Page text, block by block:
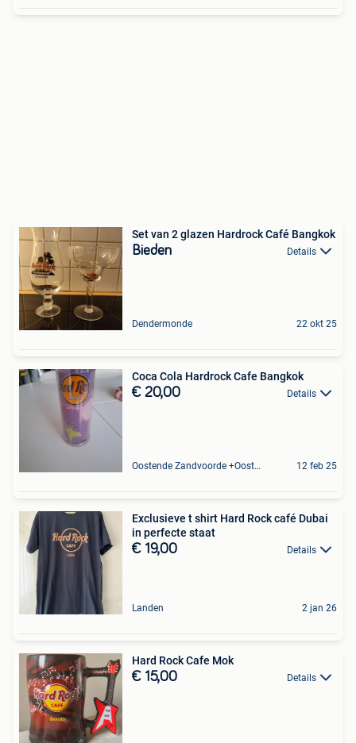
Set van 2 glazen Hardrock Café Bangkok
Bieden Details
Dendermonde 22 okt 25
Coca Cola Hardrock Cafe Bangkok
€ 20,00 Details
Oostende Zandvoorde +Oostende 12 feb 25
Exclusieve t shirt Hard Rock café Dubai
in perfecte staat
€ 19,00 Details
Landen 2 jan 26
Hard Rock Cafe Mok
€ 15,00 Details